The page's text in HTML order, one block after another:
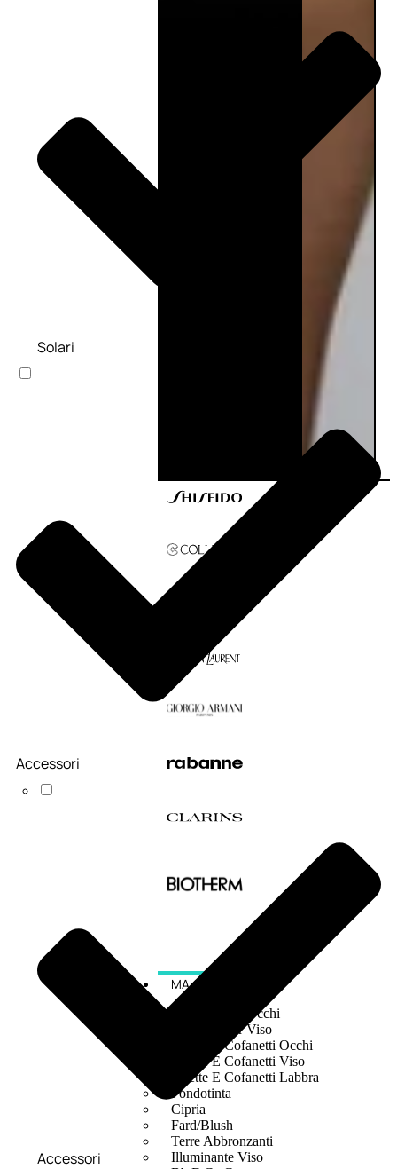
MAKE UP
Base/ Primer Occhi
Base/ Primer Viso
Palette E Cofanetti Occhi
Palette E Cofanetti Viso
Palette E Cofanetti Labbra
Fondotinta
Cipria
Fard/Blush
Terre Abbronzanti
Illuminante Viso
Solari
Accessori
Accessori